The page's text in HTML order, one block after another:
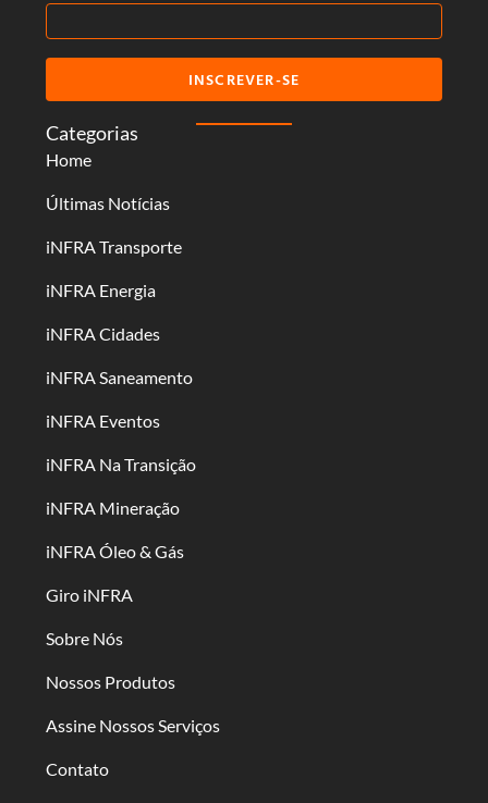
Categorias
Home
Últimas Notícias
iNFRA Transporte
iNFRA Energia
iNFRA Cidades
iNFRA Saneamento
iNFRA Eventos
iNFRA Na Transição
iNFRA Mineração
iNFRA Óleo & Gás
Giro iNFRA
Sobre Nós
Nossos Produtos
Assine Nossos Serviços
Contato
INSCREVER-SE